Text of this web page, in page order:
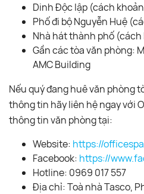
Dinh Độc lập (cách
Phố đi bộ Nguyễn Huệ
Nhà hát thành phố (cách
Gần các tòa văn phòng:
AMC Building
Nếu quý đang huê văn phòng
thông tin hãy liên hệ ngay với
thông tin văn phòng tại:
Website: https://
Facebook: https://
Hotline: 0969 017 557
Địa chỉ: Toà nhà Tasco,